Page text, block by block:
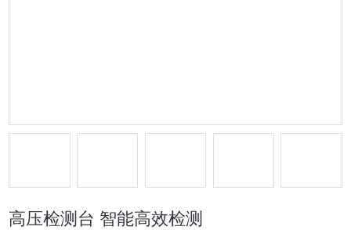
高压检测台 智能高效检测